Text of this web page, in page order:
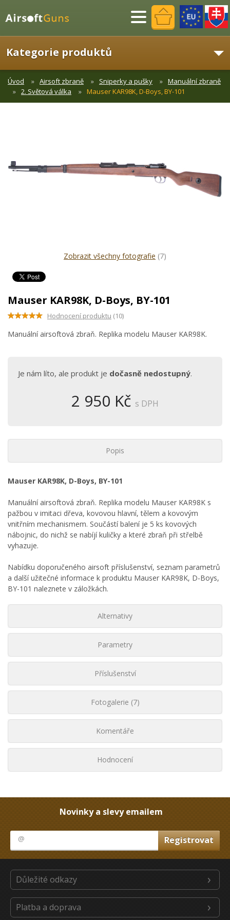
Menu
Kategorie produktů
Úvod Airsoft zbraně Sniperky a pušky
Manuální zbraně
2. Světová válka
Mauser KAR98K, D-Boys, BY-101
Zobrazit všechny fotografie (7)
Mauser KAR98K, D-Boys, BY-101
Hodnocení produktu (10)
Manuální airsoftová zbraň. Replika modelu Mauser KAR98K.
Je nám líto, ale produkt je dočasně nedostupný.
2 950 Kč s DPH
Popis
Mauser KAR98K, D-Boys, BY-101
Manuální airsoftová zbraň. Replika modelu Mauser KAR98K s
pažbou v imitaci dřeva, kovovou hlavní, tělem a kovovým
vnitřním mechanismem. Součástí balení je 5 ks kovových
nábojnic, do nichž se nabíjí kuličky a které zbraň při střelbě
vyhazuje.
Nabídku doporučeného airsoft příslušenství, seznam parametrů
a další užitečné informace k produktu Mauser KAR98K, D-Boys,
BY-101 naleznete v záložkách.
Alternativy
Parametry
Příslušenství
Fotogalerie (7)
Komentáře
Hodnocení
Novinky a slevy emailem
Důležité odkazy
Platba a doprava